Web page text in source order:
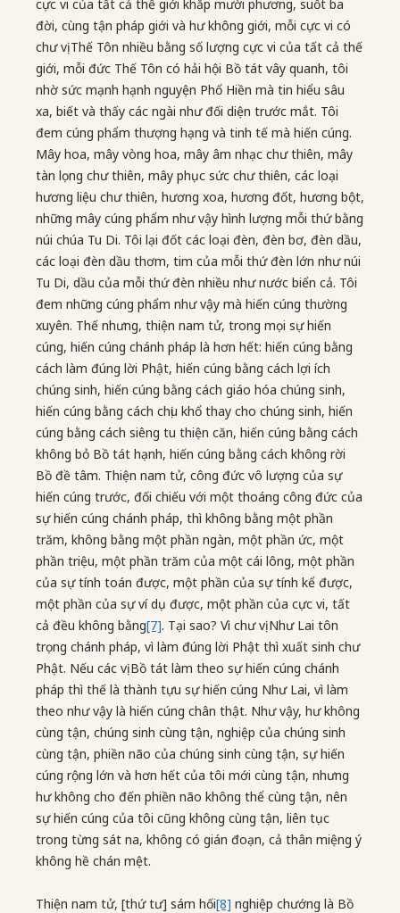
cực vi của tất cả thế giới khắp mười phương, suốt ba
đời, cùng tận pháp giới và hư không giới, mỗi cực vi có
chư vị Thế Tôn nhiều bằng số lượng cực vi của tất cả thế
giới, mỗi đức Thế Tôn có hải hội Bồ tát vây quanh, tôi
nhờ sức mạnh hạnh nguyện Phổ Hiền mà tin hiểu sâu
xa, biết và thấy các ngài như đối diện trước mắt. Tôi
đem cúng phẩm thượng hạng và tinh tế mà hiến cúng.
Mây hoa, mây vòng hoa, mây âm nhạc chư thiên, mây
tàn lọng chư thiên, mây phục sức chư thiên, các loại
hương liệu chư thiên, hương xoa, hương đốt, hương bột,
những mây cúng phẩm như vậy hình lượng mỗi thứ bằng
núi chúa Tu Di. Tôi lại đốt các loại đèn, đèn bơ, đèn dầu,
các loại đèn dầu thơm, tim của mỗi thứ đèn lớn như núi
Tu Di, dầu của mỗi thứ đèn nhiều như nước biển cả. Tôi
đem những cúng phẩm như vậy mà hiến cúng thường
xuyên. Thế nhưng, thiện nam tử, trong mọi sự hiến
cúng, hiến cúng chánh pháp là hơn hết: hiến cúng bằng
cách làm đúng lời Phật, hiến cúng bằng cách lợi ích
chúng sinh, hiến cúng bằng cách giáo hóa chúng sinh,
hiến cúng bằng cách chịu khổ thay cho chúng sinh, hiến
cúng bằng cách siêng tu thiện căn, hiến cúng bằng cách
không bỏ Bồ tát hạnh, hiến cúng bằng cách không rời
Bồ đề tâm. Thiện nam tử, công đức vô lượng của sự
hiến cúng trước, đối chiếu với một thoáng công đức của
sự hiến cúng chánh pháp, thì không bằng một phần
trăm, không bằng một phần ngàn, một phần ức, một
phần triệu, một phần trăm của một cái lông, một phần
của sự tính toán được, một phần của sự tính kể được,
một phần của sự ví dụ được, một phần của cực vi, tất
cả đều không bằng[7]. Tại sao? Vì chư vị Như Lai tôn
trọng chánh pháp, vì làm đúng lời Phật thì xuất sinh chư
Phật. Nếu các vị Bồ tát làm theo sự hiến cúng chánh
pháp thì thế là thành tựu sự hiến cúng Như Lai, vì làm
theo như vậy là hiến cúng chân thật. Như vậy, hư không
cùng tận, chúng sinh cùng tận, nghiệp của chúng sinh
cùng tận, phiền não của chúng sinh cùng tận, sự hiến
cúng rộng lớn và hơn hết của tôi mới cùng tận, nhưng
hư không cho đến phiền não không thể cùng tận, nên
sự hiến cúng của tôi cũng không cùng tận, liên tục
trong từng sát na, không có gián đoạn, cả thân miệng ý
không hề chán mệt.
Thiện nam tử, [thứ tư] sám hối[8] nghiệp chướng là Bồ